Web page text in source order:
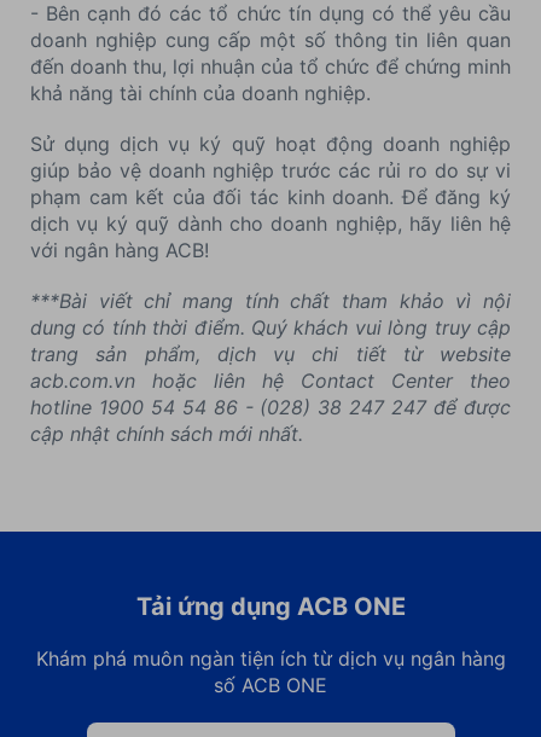
- Bên cạnh đó các tổ chức tín dụng có thể yêu cầu
doanh nghiệp cung cấp một số thông tin liên quan
đến doanh thu, lợi nhuận của tổ chức để chứng minh
khả năng tài chính của doanh nghiệp.
Sử dụng dịch vụ ký quỹ hoạt động doanh nghiệp
giúp bảo vệ doanh nghiệp trước các rủi ro do sự vi
phạm cam kết của đối tác kinh doanh. Để đăng ký
dịch vụ ký quỹ dành cho doanh nghiệp, hãy liên hệ
với ngân hàng ACB!
***Bài viết chỉ mang tính chất tham khảo vì nội
dung có tính thời điểm. Quý khách vui lòng truy cập
trang sản phẩm, dịch vụ chi tiết từ website
acb.com.vn hoặc liên hệ Contact Center theo
hotline 1900 54 54 86 - (028) 38 247 247 để được
cập nhật chính sách mới nhất.
Tải ứng dụng ACB ONE
Khám phá muôn ngàn tiện ích từ dịch vụ ngân hàng
số ACB ONE